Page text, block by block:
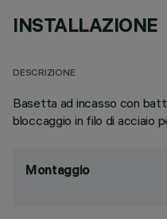
INSTALLAZIONE
DESCRIZIONE
Basetta ad incasso con
bloccaggio in filo di acciaio
Montaggio